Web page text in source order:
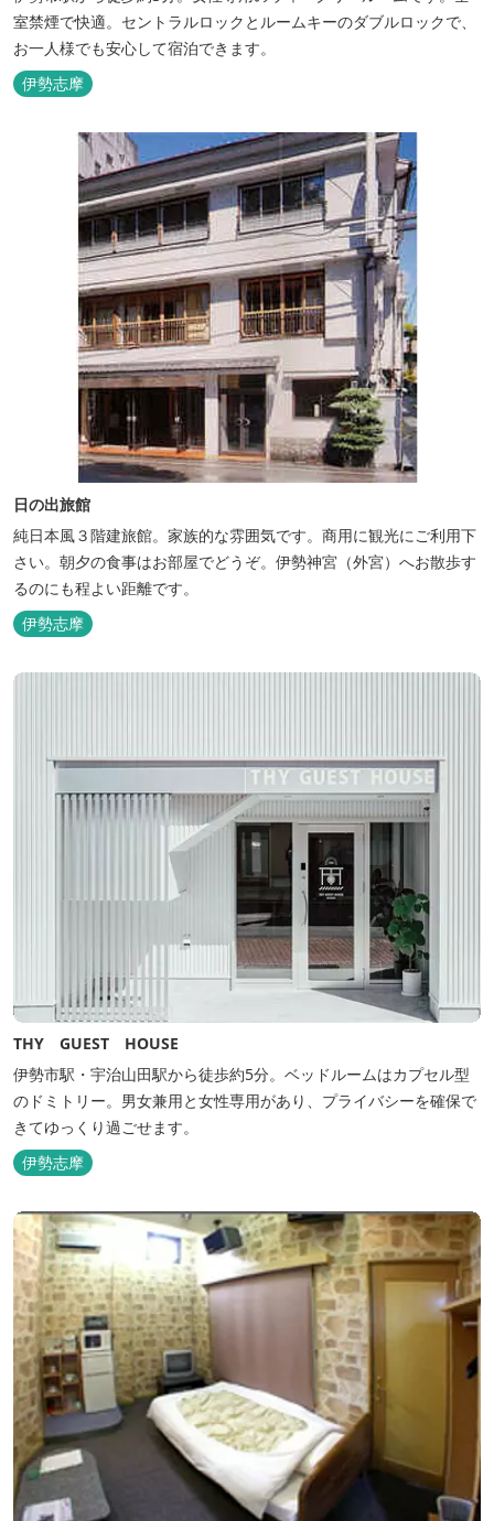
室禁煙で快適。セントラルロックとルームキーのダブルロックで、
お一人様でも安心して宿泊できます。
伊勢志摩
日の出旅館
純日本風３階建旅館。家族的な雰囲気です。商用に観光にご利用下
さい。朝夕の食事はお部屋でどうぞ。伊勢神宮（外宮）へお散歩す
るのにも程よい距離です。
伊勢志摩
THY GUEST HOUSE
伊勢市駅・宇治山田駅から徒歩約5分。ベッドルームはカプセル型
のドミトリー。男女兼用と女性専用があり、プライバシーを確保で
きてゆっくり過ごせます。
伊勢志摩